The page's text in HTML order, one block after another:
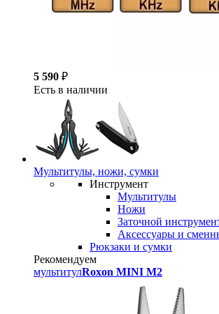
5 590 ₽
Есть в наличии
Мультитулы, ножи, сумки
Инструмент
Мультитулы
Ножи
Заточной
Аксессуары и
Рюкзаки и сумки
Рекомендуем
мультитулRoxon MINI M2